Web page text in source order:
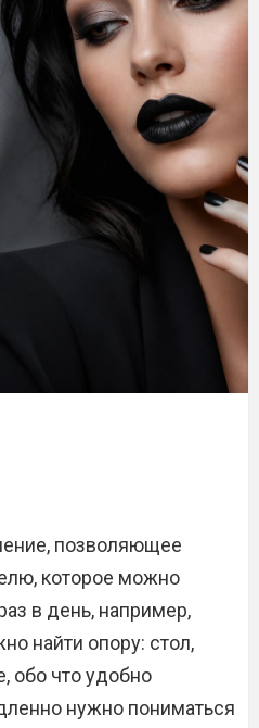
позволяющее
которое можно
в день, например,
найти опору: стол,
обо что удобно
нужно пониматься